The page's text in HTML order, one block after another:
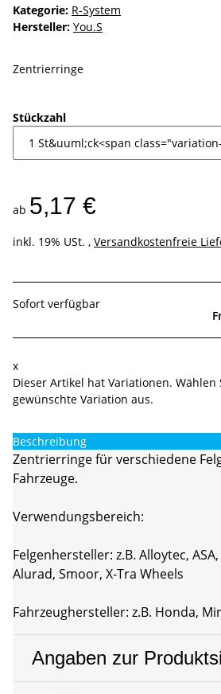
Kategorie: R-System
Hersteller: You.S
Zentrierringe
Stückzahl
ab 5,17 €
inkl. 19% USt. , Versandkostenfreie
Sofort verfügbar
x
Dieser Artikel hat Variationen. Wählen
gewünschte Variation aus.
Beschreibung
Zentrierringe für verschiedene
Fahrzeuge.
Verwendungsbereich:
Felgenhersteller: z.B. Alloytec, ASA,
Alurad, Smoor, X-Tra Wheels
Fahrzeughersteller: z.B. Honda,
Angaben zur